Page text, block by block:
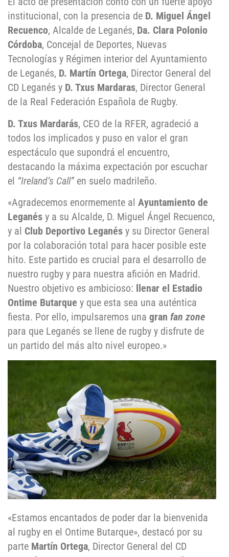
institucional, con la presencia de D. Miguel Ángel
Recuenco, Alcalde de Leganés, Da. Clara Polonio
Córdoba, Concejal de Deportes, Nuevas
Tecnologías y Régimen interior del Ayuntamiento
de Leganés, D. Martín Ortega, Director General del
CD Leganés y D. Txus Mardaras, Director General
de la Real Federación Española de Rugby.
D. Txus Mardarás, CEO de la RFER, agradeció a
todos los implicados y puso en valor el gran
espectáculo que supondrá el encuentro,
destacando la máxima expectación por escuchar
el “Ireland’s Call”en suelo madrileño.
«Agradecemos enormemente al Ayuntamiento de
Leganés y a su Alcalde, D. Miguel Ángel Recuenco,
y al Club Deportivo Leganés y su Director General
por la colaboración total para hacer posible este
hito. Este partido es crucial para el desarrollo de
nuestro rugby y para nuestra afición en Madrid.
Nuestro objetivo es ambicioso: llenar el Estadio
Ontime Butarque y que esta sea una auténtica
fiesta. Por ello, impulsaremos una gran fan zone
para que Leganés se llene de rugby y disfrute de
un partido del más alto nivel europeo.»
«Estamos encantados de poder dar la bienvenida
al rugby en el Ontime Butarque», destacó por su
parte Martín Ortega, Director General del CD